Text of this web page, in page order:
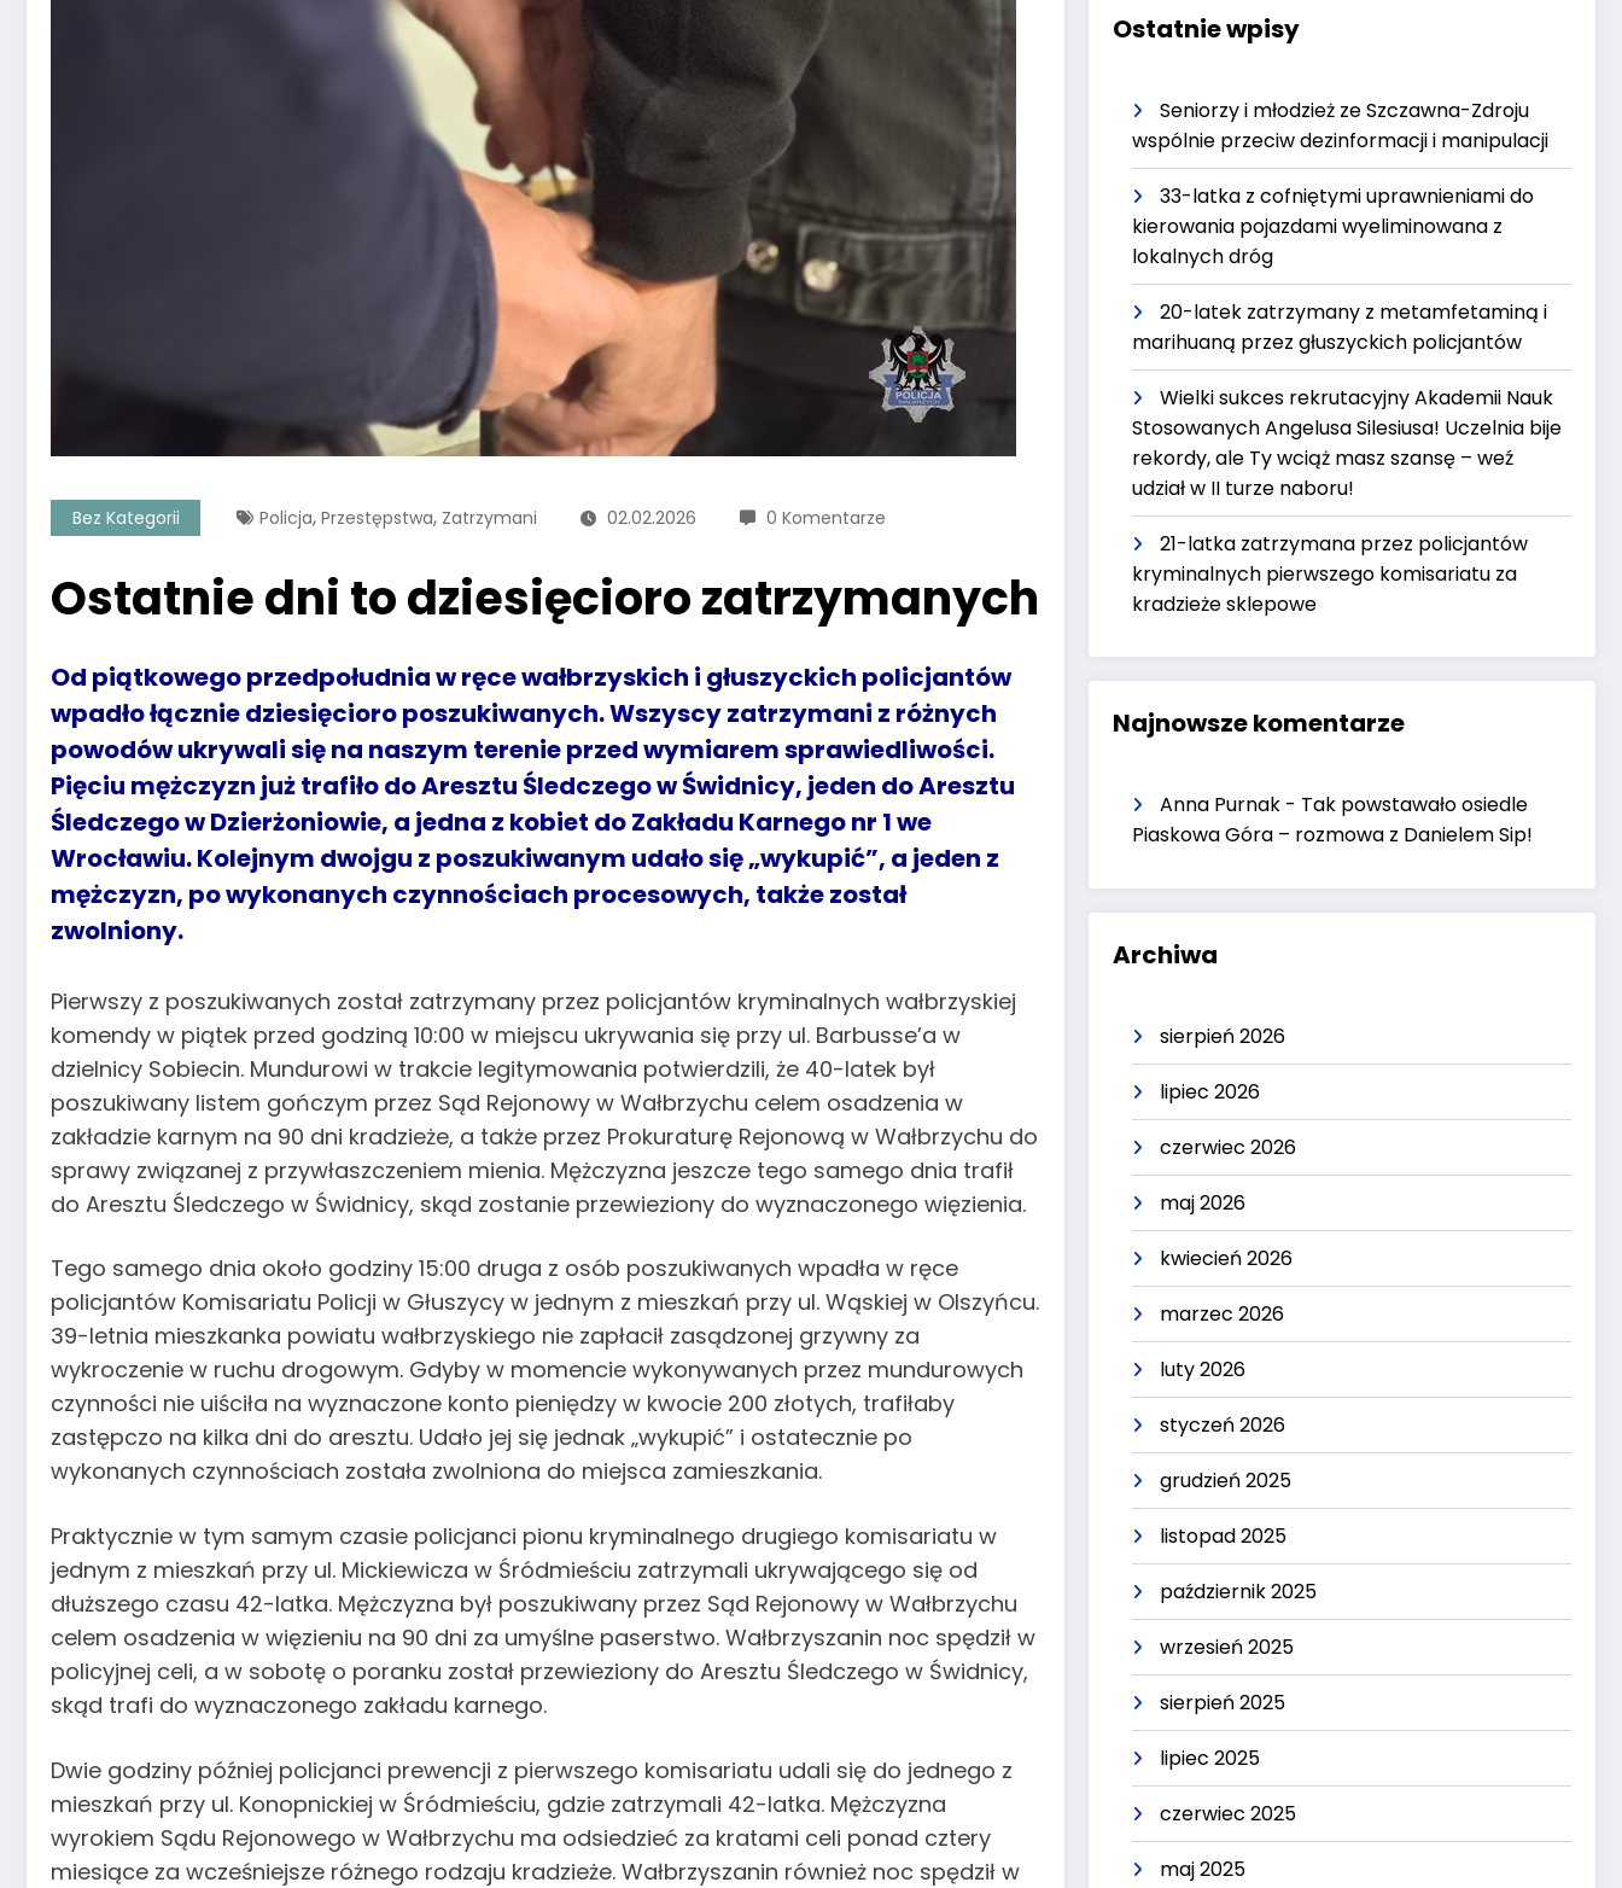
Bez Kategorii Policja, Przestępstwa, Zatrzymani 02.02.2026 0 Komentarze
Ostatnie dni to dziesięcioro zatrzymanych
Od piątkowego przedpołudnia w ręce wałbrzyskich i głuszyckich policjantów
wpadło łącznie dziesięcioro poszukiwanych. Wszyscy zatrzymani z różnych
powodów ukrywali się na naszym terenie przed wymiarem sprawiedliwości.
Pięciu mężczyzn już trafiło do Aresztu Śledczego w Świdnicy, jeden do Aresztu
Śledczego w Dzierżoniowie, a jedna z kobiet do Zakładu Karnego nr 1 we
Wrocławiu. Kolejnym dwojgu z poszukiwanym udało się „wykupić”, a jeden z
mężczyzn, po wykonanych czynnościach procesowych, także został
zwolniony.
Pierwszy z poszukiwanych został zatrzymany przez policjantów kryminalnych wałbrzyskiej
komendy w piątek przed godziną 10:00 w miejscu ukrywania się przy ul. Barbusse’a w
dzielnicy Sobiecin. Mundurowi w trakcie legitymowania potwierdzili, że 40-latek był
poszukiwany listem gończym przez Sąd Rejonowy w Wałbrzychu celem osadzenia w
zakładzie karnym na 90 dni kradzieże, a także przez Prokuraturę Rejonową w Wałbrzychu do
sprawy związanej z przywłaszczeniem mienia. Mężczyzna jeszcze tego samego dnia trafił
do Aresztu Śledczego w Świdnicy, skąd zostanie przewieziony do wyznaczonego więzienia.
Tego samego dnia około godziny 15:00 druga z osób poszukiwanych wpadła w ręce
policjantów Komisariatu Policji w Głuszycy w jednym z mieszkań przy ul. Wąskiej w Olszyńcu.
39-letnia mieszkanka powiatu wałbrzyskiego nie zapłacił zasądzonej grzywny za
wykroczenie w ruchu drogowym. Gdyby w momencie wykonywanych przez mundurowych
czynności nie uiściła na wyznaczone konto pieniędzy w kwocie 200 złotych, trafiłaby
zastępczo na kilka dni do aresztu. Udało jej się jednak „wykupić” i ostatecznie po
wykonanych czynnościach została zwolniona do miejsca zamieszkania.
Praktycznie w tym samym czasie policjanci pionu kryminalnego drugiego komisariatu w
jednym z mieszkań przy ul. Mickiewicza w Śródmieściu zatrzymali ukrywającego się od
dłuższego czasu 42-latka. Mężczyzna był poszukiwany przez Sąd Rejonowy w Wałbrzychu
celem osadzenia w więzieniu na 90 dni za umyślne paserstwo. Wałbrzyszanin noc spędził w
policyjnej celi, a w sobotę o poranku został przewieziony do Aresztu Śledczego w Świdnicy,
skąd trafi do wyznaczonego zakładu karnego.
Dwie godziny później policjanci prewencji z pierwszego komisariatu udali się do jednego z
mieszkań przy ul. Konopnickiej w Śródmieściu, gdzie zatrzymali 42-latka. Mężczyzna
wyrokiem Sądu Rejonowego w Wałbrzychu ma odsiedzieć za kratami celi ponad cztery
miesiące za wcześniejsze różnego rodzaju kradzieże. Wałbrzyszanin również noc spędził w
Ostatnie wpisy
Seniorzy i młodzież ze Szczawna-Zdroju
wspólnie przeciw dezinformacji i manipulacji
33-latka z cofniętymi uprawnieniami do
kierowania pojazdami wyeliminowana z
lokalnych dróg
20-latek zatrzymany z metamfetaminą i
marihuaną przez głuszyckich policjantów
Wielki sukces rekrutacyjny Akademii Nauk
Stosowanych Angelusa Silesiusa! Uczelnia bije
rekordy, ale Ty wciąż masz szansę – weź
udział w II turze naboru!
21-latka zatrzymana przez policjantów
kryminalnych pierwszego komisariatu za
kradzieże sklepowe
Najnowsze komentarze
Anna Purnak - Tak powstawało osiedle
Piaskowa Góra – rozmowa z Danielem Sip!
Archiwa
sierpień 2026
lipiec 2026
czerwiec 2026
maj 2026
kwiecień 2026
marzec 2026
luty 2026
styczeń 2026
grudzień 2025
listopad 2025
październik 2025
wrzesień 2025
sierpień 2025
lipiec 2025
czerwiec 2025
maj 2025